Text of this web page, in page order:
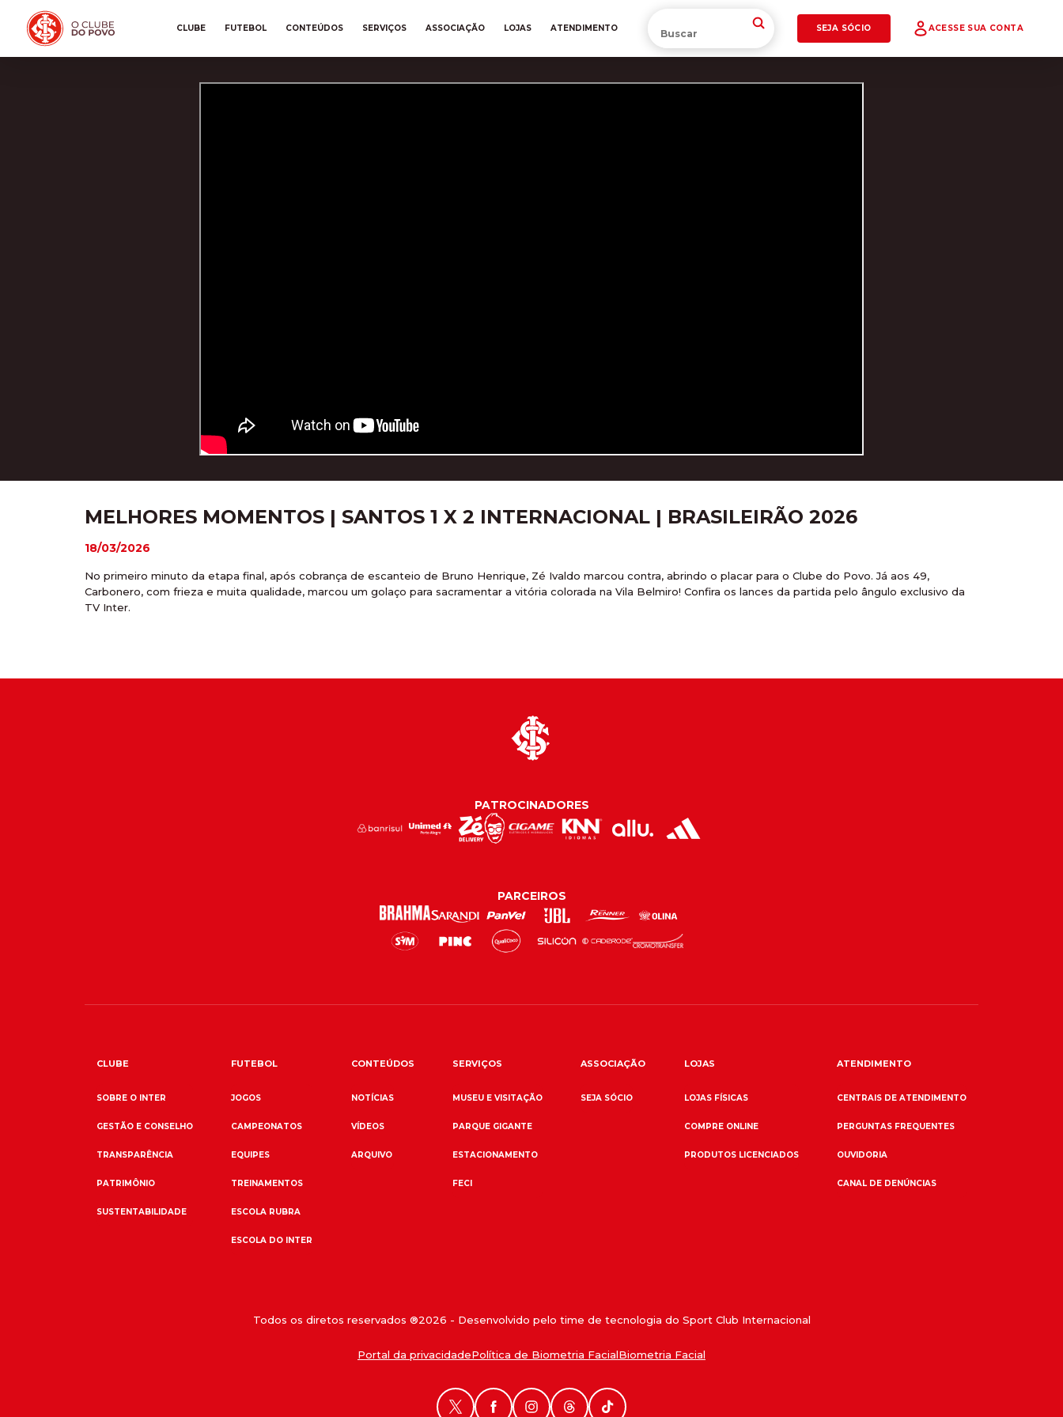
CLUBE FUTEBOL CONTEÚDOS SERVIÇOS ASSOCIAÇÃO LOJAS ATENDIMENTO SEJA SÓCIO ACESSE SUA CONTA
MELHORES MOMENTOS | SANTOS 1 X 2 INTERNACIONAL | BRASILEIRÃO 2026
18/03/2026
No primeiro minuto da etapa final, após cobrança de escanteio de Bruno Henrique, Zé Ivaldo marcou contra, abrindo o placar para o Clube do Povo. Já aos 49,
Carbonero, com frieza e muita qualidade, marcou um golaço para sacramentar a vitória colorada na Vila Belmiro! Confira os lances da partida pelo ângulo exclusivo da
TV Inter.
PATROCINADORES
PARCEIROS
CLUBE
SOBRE O INTER
GESTÃO E CONSELHO
TRANSPARÊNCIA
PATRIMÔNIO
SUSTENTABILIDADE
FUTEBOL
JOGOS
CAMPEONATOS
EQUIPES
TREINAMENTOS
ESCOLA RUBRA
ESCOLA DO INTER
CONTEÚDOS
NOTÍCIAS
VÍDEOS
ARQUIVO
SERVIÇOS
MUSEU E VISITAÇÃO
PARQUE GIGANTE
ESTACIONAMENTO
FECI
ASSOCIAÇÃO
SEJA SÓCIO
LOJAS
LOJAS FÍSICAS
COMPRE ONLINE
PRODUTOS LICENCIADOS
ATENDIMENTO
CENTRAIS DE ATENDIMENTO
PERGUNTAS FREQUENTES
OUVIDORIA
CANAL DE DENÚNCIAS
Todos os diretos reservados ®2026 - Desenvolvido pelo time de tecnologia do Sport Club Internacional
Portal da privacidadePolítica de Biometria FacialBiometria Facial